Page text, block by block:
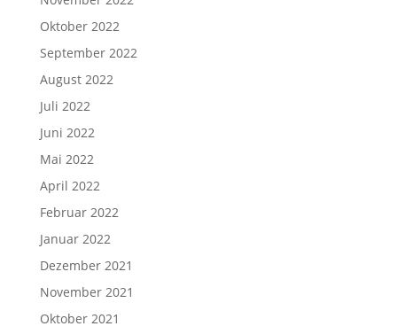
Oktober 2022
September 2022
August 2022
Juli 2022
Juni 2022
Mai 2022
April 2022
Februar 2022
Januar 2022
Dezember 2021
November 2021
Oktober 2021